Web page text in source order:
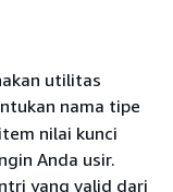
utilitas
nama tipe
nilai kunci
Anda usir.
yang valid dari